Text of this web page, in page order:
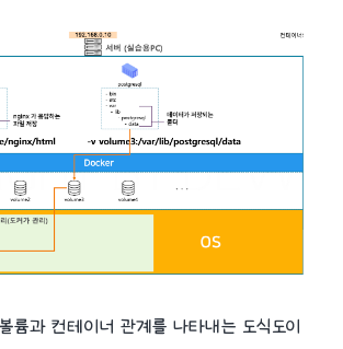
륨과 컨테이너 관계를 나타내는 도식도이